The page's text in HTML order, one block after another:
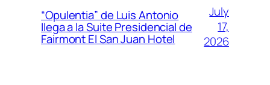
“Opulentia” de Luis Antonio
llega a la Suite Presidencial de
Fairmont El San Juan Hotel
July
17,
2026